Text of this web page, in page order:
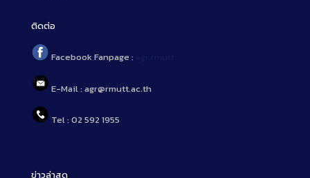
ติดต่อ
Facebook Fanpage :
E-Mail : agr@rmutt.ac.th
Tel : 02 592 1955
ข่าวล่าสุด